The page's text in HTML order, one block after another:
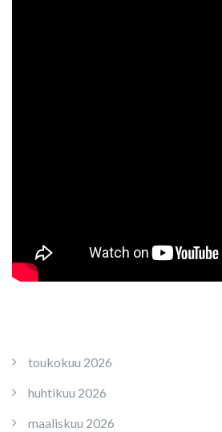
toukokuu 2026
huhtikuu 2026
maaliskuu 2026